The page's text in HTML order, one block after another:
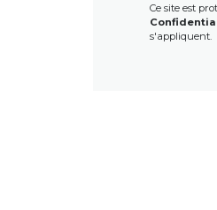
Ce site est
s'appliquent.